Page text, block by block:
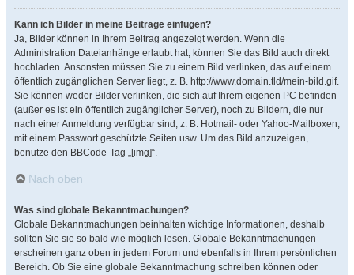
Kann ich Bilder in meine Beiträge einfügen?
Ja, Bilder können in Ihrem Beitrag angezeigt werden. Wenn die
Administration Dateianhänge erlaubt hat, können Sie das Bild auch direkt
hochladen. Ansonsten müssen Sie zu einem Bild verlinken, das auf einem
öffentlich zugänglichen Server liegt, z. B. http://www.domain.tld/mein-bild.gif.
Sie können weder Bilder verlinken, die sich auf Ihrem eigenen PC befinden
(außer es ist ein öffentlich zugänglicher Server), noch zu Bildern, die nur
nach einer Anmeldung verfügbar sind, z. B. Hotmail- oder Yahoo-Mailboxen,
mit einem Passwort geschützte Seiten usw. Um das Bild anzuzeigen,
benutze den BBCode-Tag „[img]“.
Nach oben
Was sind globale Bekanntmachungen?
Globale Bekanntmachungen beinhalten wichtige Informationen, deshalb
sollten Sie sie so bald wie möglich lesen. Globale Bekanntmachungen
erscheinen ganz oben in jedem Forum und ebenfalls in Ihrem persönlichen
Bereich. Ob Sie eine globale Bekanntmachung schreiben können oder